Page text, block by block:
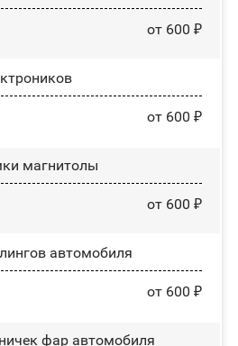
от 600 ₽
от 600 ₽
магнитолы
от 600 ₽
автомобиля
от 600 ₽
фар автомобиля